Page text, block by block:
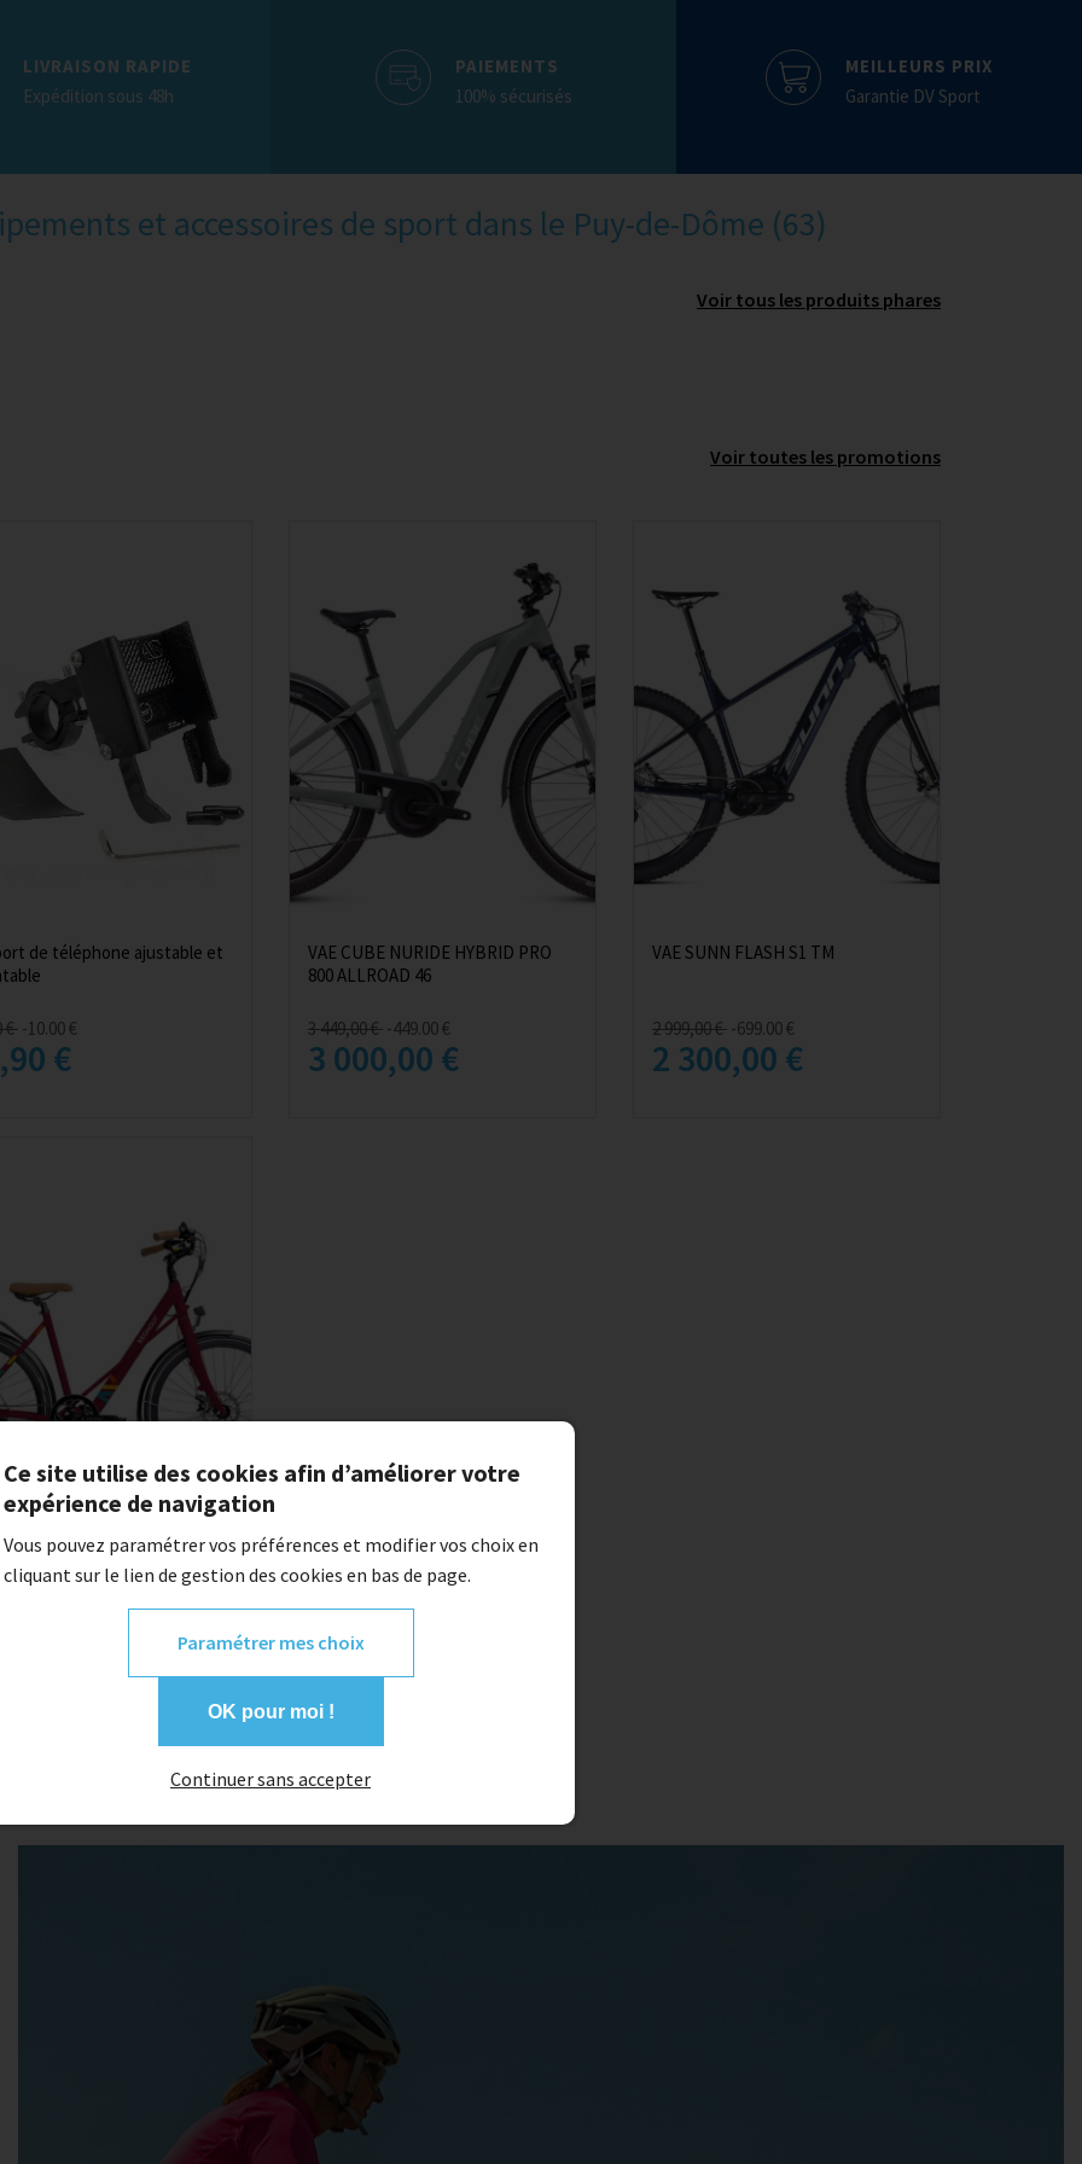
LIVRAISON RAPIDE
Expédition sous 48h
PAIEMENTS
100% sécurisés
MEILLEURS PRIX
Garantie DV Sport
et accessoires de sport dans le Puy-de-Dôme (63)
Voir tous les produits phares
Voir toutes les promotions
de téléphone ajustable et
€ -10.00 €
€
VAE CUBE NURIDE HYBRID PRO
800 ALLROAD 46
3 449,00 € -449.00 €
3 000,00 €
VAE SUNN FLASH S1 TM
2 999,00 € -699.00 €
2 300,00 €
MALVA 28' T45
€
€
Ce site utilise des cookies afin d’améliorer votre
expérience de navigation
Vous pouvez paramétrer vos préférences et modifier vos choix en
cliquant sur le lien de gestion des cookies en bas de page.
Paramétrer mes choix
OK pour moi !
Continuer sans accepter